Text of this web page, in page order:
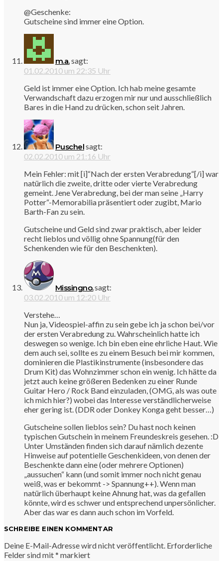
@Geschenke:
Gutscheine sind immer eine Option.
m.a.sagt:
01.02.2010 um 22:35 Uhr
Geld ist immer eine Option. Ich hab meine gesamte
Verwandschaft dazu erzogen mir nur und ausschließlich
Bares in die Hand zu drücken, schon seit Jahren.
Puschelsagt:
02.02.2010 um 21:16 Uhr
Mein Fehler: mit [i]“Nach der ersten Verabredung“[/i] war
natürlich die zweite, dritte oder vierte Verabredung
gemeint. Jene Verabredung, bei der man seine „Harry
Potter“-Memorabilia präsentiert oder zugibt, Mario
Barth-Fan zu sein.
Gutscheine und Geld sind zwar praktisch, aber leider
recht lieblos und völlig ohne Spannung(für den
Schenkenden wie für den Beschenkten).
Missingno.sagt:
03.02.2010 um 12:20 Uhr
Verstehe…
Nun ja, Videospiel-affin zu sein gebe ich ja schon bei/vor
der ersten Verabredung zu. Wahrscheinlich hatte ich
deswegen so wenige. Ich bin eben eine ehrliche Haut. Wie
dem auch sei, sollte es zu einem Besuch bei mir kommen,
dominieren die Plastikinstrumente (insbesondere das
Drum Kit) das Wohnzimmer schon ein wenig. Ich hätte da
jetzt auch keine größeren Bedenken zu einer Runde
Guitar Hero / Rock Band einzuladen, (OMG, als was oute
ich mich hier?) wobei das Interesse verständlicherweise
eher gering ist. (DDR oder Donkey Konga geht besser…)
Gutscheine sollen lieblos sein? Du hast noch keinen
typischen Gutschein in meinem Freundeskreis gesehen. :D
Unter Umständen finden sich darauf nämlich dezente
Hinweise auf potentielle Geschenkideen, von denen der
Beschenkte dann eine (oder mehrere Optionen)
„aussuchen“ kann (und somit immer noch nicht genau
weiß, was er bekommt -> Spannung++). Wenn man
natürlich überhaupt keine Ahnung hat, was da gefallen
könnte, wird es schwer und entsprechend unpersönlicher.
Aber das war es dann auch schon im Vorfeld.
SCHREIBE EINEN KOMMENTAR
Deine E-Mail-Adresse wird nicht veröffentlicht. Erforderliche
Felder sind mit* markiert